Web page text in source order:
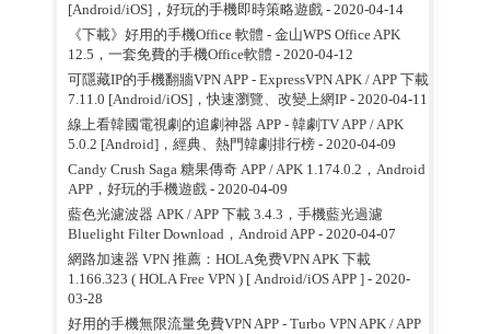
[Android/iOS]，好玩的手機即時策略遊戲- 2020-04-14
《下載》好用的手機Office 軟體 - 金山WPS Office APK
12.5，一套免費的手機Office軟體 - 2020-04-12
可隱藏IP的手機翻牆VPN APP - ExpressVPN APK / APP 下載
7.11.0 [Android/iOS]，快速瀏覽、改變上網IP- 2020-04-11
線上看韓國電視劇的追劇神器 APP - 韓劇TV APP / APK
5.0.2 [Android]，經典、熱門韓劇排行榜- 2020-04-09
Candy Crush Saga 糖果傳奇 APP / APK 1.174.0.2，Android
APP，好玩的手機遊戲- 2020-04-09
藍色光濾波器 APK / APP 下載 3.4.3，手機藍光過濾
Bluelight Filter Download，Android APP- 2020-04-07
網路加速器 VPN 推薦：HOLA免费VPN APK 下載
1.166.323 ( HOLA Free VPN ) [ Android/iOS APP ]- 2020-
03-28
好用的手機無限流量免費VPN APP - Turbo VPN APK / APP